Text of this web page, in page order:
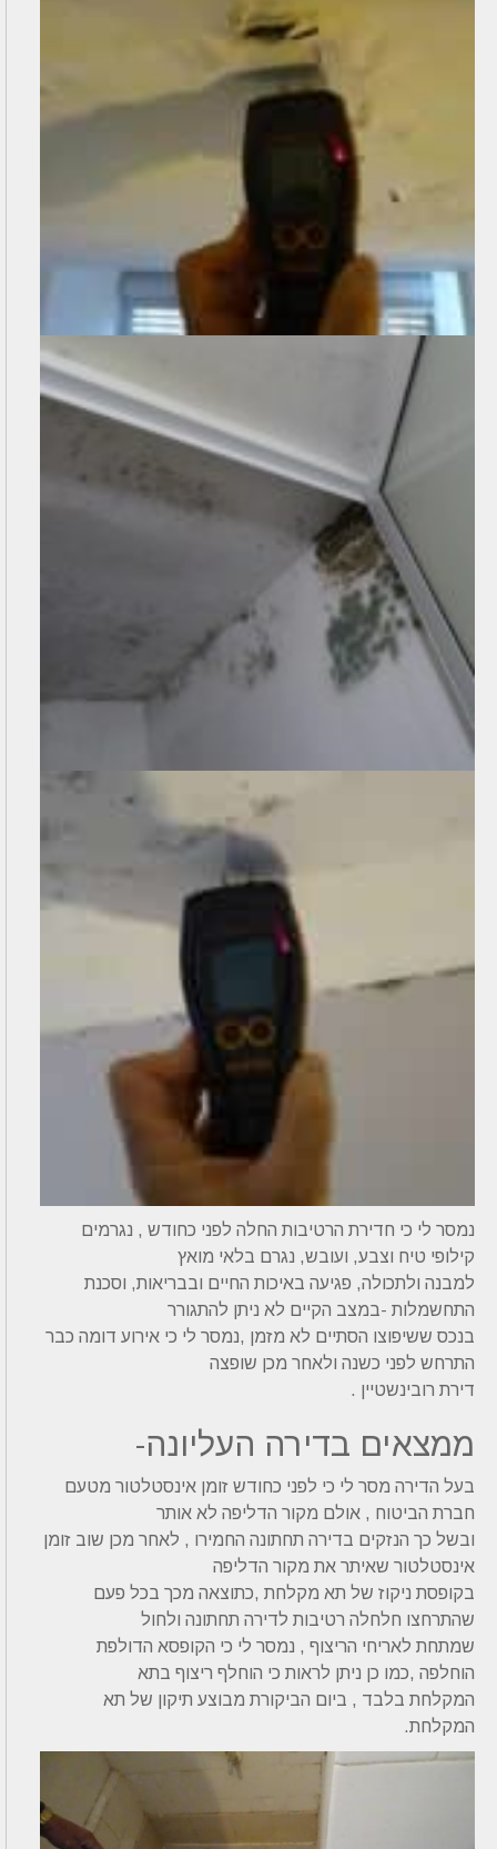
נמסר לי כי חדירת הרטיבות החלה לפני כחודש , נגרמים
קילופי טיח וצבע, ועובש, נגרם בלאי מואץ
למבנה ולתכולה, פגיעה באיכות החיים ובבריאות, וסכנת
התחשמלות -במצב הקיים לא ניתן להתגורר
בנכס ששיפוצו הסתיים לא מזמן ,נמסר לי כי אירוע דומה כבר
התרחש לפני כשנה ולאחר מכן שופצה
דירת רובינשטיין .
ממצאים בדירה העליונה-
בעל הדירה מסר לי כי לפני כחודש זומן אינסטלטור מטעם
חברת הביטוח , אולם מקור הדליפה לא אותר
ובשל כך הנזקים בדירה תחתונה החמירו , לאחר מכן שוב זומן
אינסטלטור שאיתר את מקור הדליפה
בקופסת ניקוז של תא מקלחת ,כתוצאה מכך בכל פעם
שהתרחצו חלחלה רטיבות לדירה תחתונה ולחול
שמתחת לאריחי הריצוף , נמסר לי כי הקופסא הדולפת
הוחלפה ,כמו כן ניתן לראות כי הוחלף ריצוף בתא
המקלחת בלבד , ביום הביקורת מבוצע תיקון של תא
המקלחת.